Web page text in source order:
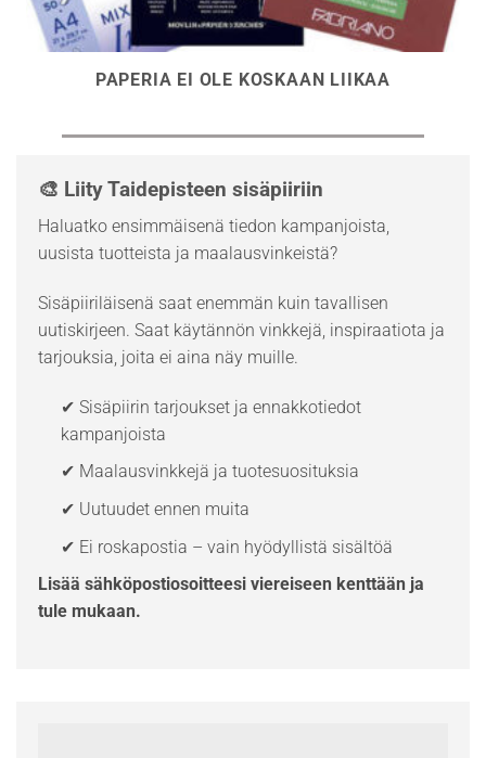
PAPERIA EI OLE KOSKAAN LIIKAA
🎨 Liity Taidepisteen sisäpiiriin
Haluatko ensimmäisenä tiedon kampanjoista,
uusista tuotteista ja maalausvinkeistä?
Sisäpiiriläisenä saat enemmän kuin tavallisen
uutiskirjeen. Saat käytännön vinkkejä, inspiraatiota ja
tarjouksia, joita ei aina näy muille.
✔ Sisäpiirin tarjoukset ja ennakkotiedot
kampanjoista
✔ Maalausvinkkejä ja tuotesuosituksia
✔ Uutuudet ennen muita
✔ Ei roskapostia – vain hyödyllistä sisältöä
Lisää sähköpostiosoitteesi viereiseen kenttään ja
tule mukaan.